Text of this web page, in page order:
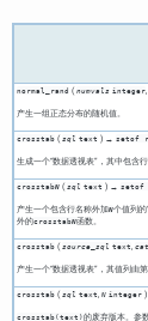
normal_rand ( numvals integer,
产生一组正态分布的随机值。
crosstab( sql text ) → setof
生成一个“数据透视表”，其中包含
crosstabN( sql text ) → setof
产生一个包含行名称外加N个值列的“
外的crosstabN函数。
crosstab( source_sql text,
产生一个“数据透视表”，其值列由第
crosstab( sql text, N integer)
crosstab(text)的废弃版本。参